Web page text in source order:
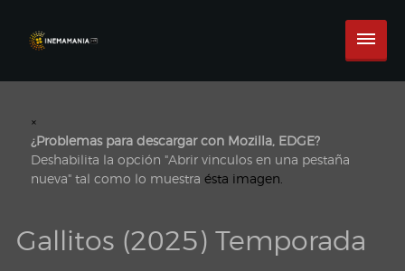
×
¿Problemas para descargar con Mozilla, EDGE?
Deshabilita la opción "Abrir vinculos en una pestaña
nueva" tal como lo muestra ésta imagen.
Gallitos (2025) Temporada